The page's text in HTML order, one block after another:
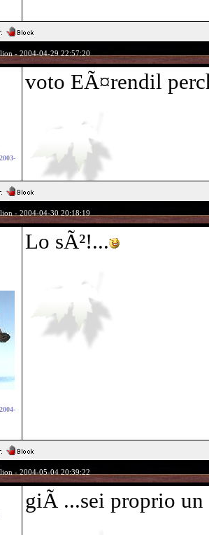
- 2004-04-29 22:57:20
voto EÃ¤rendil
- 2004-04-30 20:18:19
Lo sÃ²!...
- 2004-05-04 20:39:22
giÃ ...sei proprio